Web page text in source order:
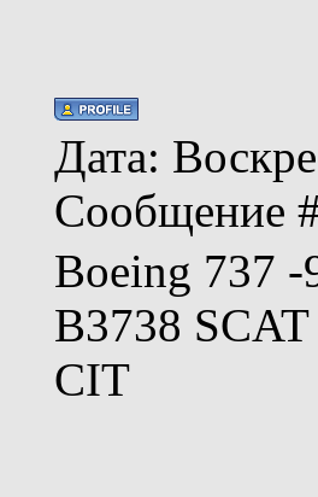
Дата:
Сообщение
Boeing 737 -
B3738
CIT